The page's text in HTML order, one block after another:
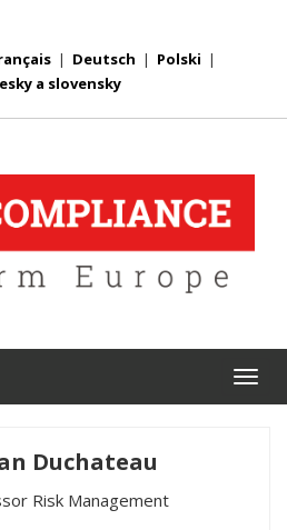
| Deutsch | Polski |
a slovensky
Duchateau
Risk Management